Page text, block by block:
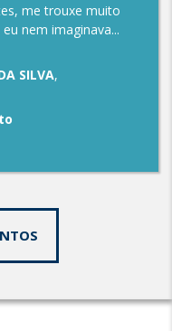
me trouxe muito
nem imaginava...
SILVA,